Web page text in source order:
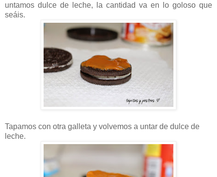
untamos dulce de leche, la cantidad va en lo goloso que
seáis.
Tapamos con otra galleta y volvemos a untar de dulce de
leche.